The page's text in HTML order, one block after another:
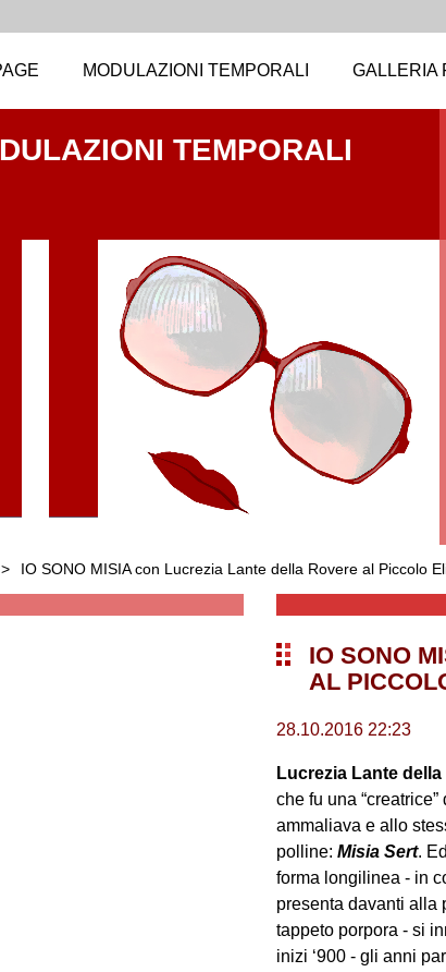
MODULAZIONI TEMPORALI GALLERIA
TEMPORALI
> IO SONO MISIA con Lucrezia Lante della Rovere al Piccolo
IO SONO
AL
28.10.2016 22:23
Lucrezia Lante
che fu una
ammaliava e allo
polline: Misia Sert.
forma longilinea - in
presenta davanti alla
tappeto porpora - si
inizi ‘900 - gli anni